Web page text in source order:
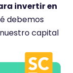
invertir en
debemos
capital